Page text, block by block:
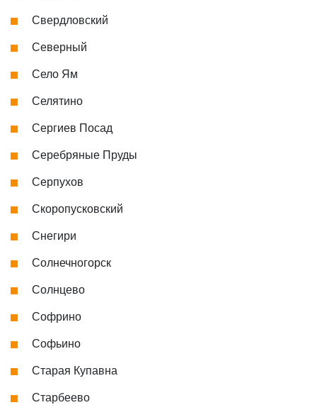
Свердловский
Северный
Село Ям
Селятино
Сергиев Посад
Серебряные Пруды
Серпухов
Скоропусковский
Снегири
Солнечногорск
Солнцево
Софрино
Софьино
Старая Купавна
Старбеево